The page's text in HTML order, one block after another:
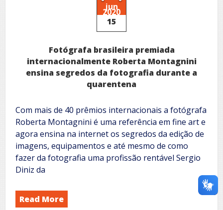
jun
2020
15
Fotógrafa brasileira premiada
internacionalmente Roberta Montagnini
ensina segredos da fotografia durante a
quarentena
Com mais de 40 prêmios internacionais a fotógrafa
Roberta Montagnini é uma referência em fine art e
agora ensina na internet os segredos da edição de
imagens, equipamentos e até mesmo de como
fazer da fotografia uma profissão rentável Sergio
Diniz da
Read More